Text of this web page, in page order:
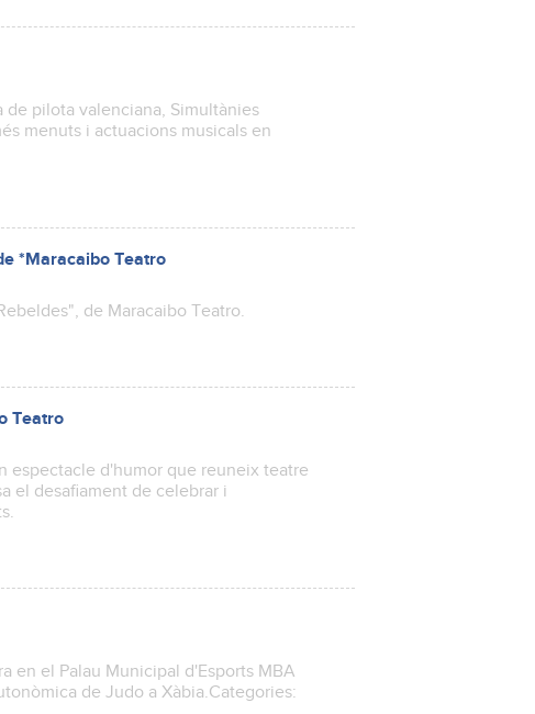
de pilota valenciana, Simultànies
menuts i actuacions musicals en
*Maracaibo Teatro
de Maracaibo Teatro.
Teatro
espectacle d'humor que reuneix teatre
el desafiament de celebrar i
en el Palau Municipal d'Esports MBA
de Judo a Xàbia.Categories: